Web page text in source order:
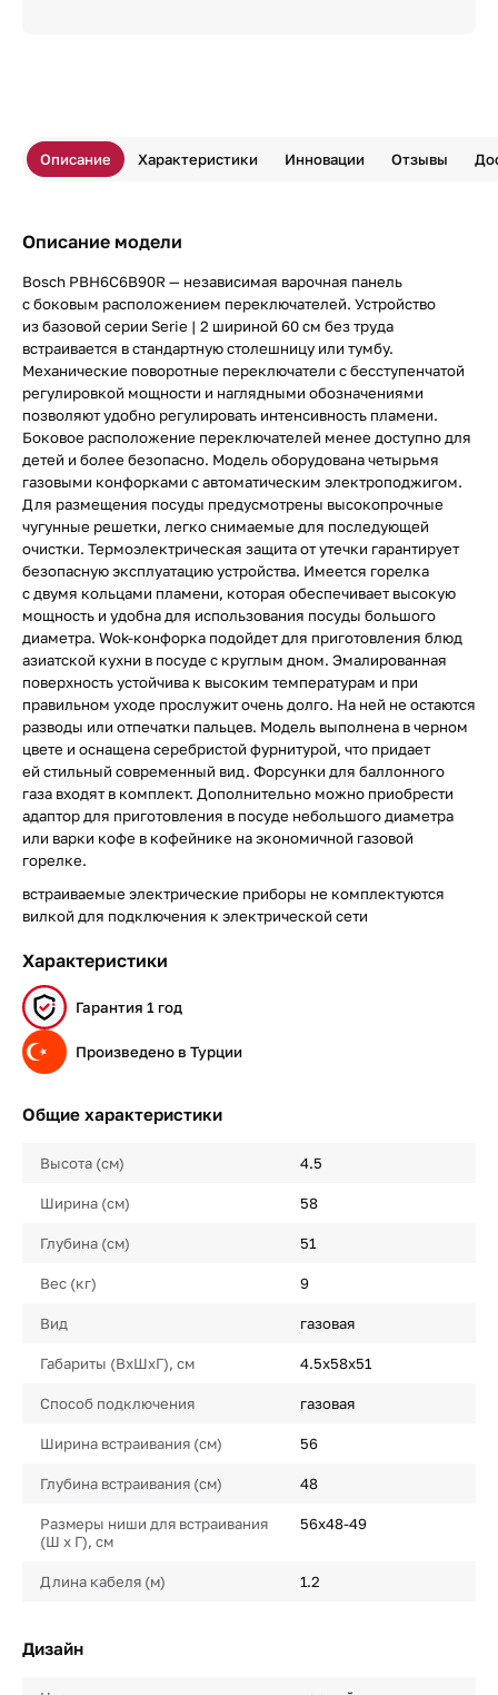
Описание Характеристики Инновации Отзывы
Описание модели
Bosch PBH6C6B90R — независимая варочная панель
с боковым расположением переключателей. Устройство
из базовой серии Serie | 2 шириной 60 см без труда
встраивается в стандартную столешницу или тумбу.
Механические поворотные переключатели с бесступенчатой
регулировкой мощности и наглядными обозначениями
позволяют удобно регулировать интенсивность пламени.
Боковое расположение переключателей менее доступно для
детей и более безопасно. Модель оборудована четырьмя
газовыми конфорками с автоматическим электроподжигом.
Для размещения посуды предусмотрены высокопрочные
чугунные решетки, легко снимаемые для последующей
очистки. Термоэлектрическая защита от утечки гарантирует
безопасную эксплуатацию устройства. Имеется горелка
с двумя кольцами пламени, которая обеспечивает высокую
мощность и удобна для использования посуды большого
диаметра. Wok-конфорка подойдет для приготовления блюд
азиатской кухни в посуде с круглым дном. Эмалированная
поверхность устойчива к высоким температурам и при
правильном уходе прослужит очень долго. На ней не остаются
разводы или отпечатки пальцев. Модель выполнена в черном
цвете и оснащена серебристой фурнитурой, что придает
ей стильный современный вид. Форсунки для баллонного
газа входят в комплект. Дополнительно можно приобрести
адаптор для приготовления в посуде небольшого диаметра
или варки кофе в кофейнике на экономичной газовой
горелке.
встраиваемые электрические приборы не комплектуются
вилкой для подключения к электрической сети
Характеристики
Гарантия 1 год
Произведено в Турции
Общие характеристики
Высота (см) 4.5
Ширина (см) 58
Глубина (см) 51
Вес (кг) 9
Вид газовая
Габариты (ВхШхГ), см 4.5x58x51
Способ подключения газовая
Ширина встраивания (см) 56
Глубина встраивания (см) 48
Размеры ниши для встраивания
(Ш х Г), см
56x48-49
Длина кабеля (м) 1.2
Дизайн